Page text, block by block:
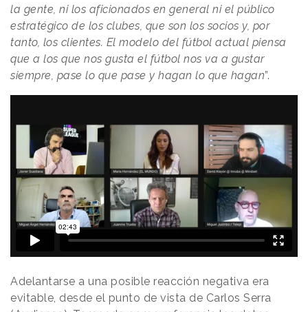
la gente, ni los aficionados en general ni el público
estratégico de los clubes, que son los socios y, por
tanto, los clientes. El modelo del fútbol actual piensa
que a los que nos gusta el fútbol nos va a gustar
siempre, pase lo que pase y hagan lo que hagan”.
Adelantarse a una posible reacción negativa era
evitable, desde el punto de vista de Carlos Serra